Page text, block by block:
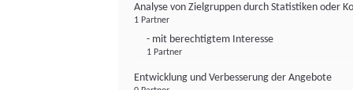
Analyse von Zielgruppen durch Statistiken oder
1 Partner
- mit berechtigtem Interesse
1 Partner
Entwicklung und Verbesserung der Angebote